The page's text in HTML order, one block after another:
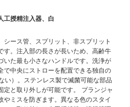
工授精注入器、白
シース管、スプリット、非スプリット
す。注入部の長さが長いため、高齢牛
いた最も小さなハンドルです。洗浄が
で中央にストローを配置できる独自の
い）。ステンレス製で滅菌可能な部品
定と取り外しが可能です。 プランジャ
やミスを防ぎます。異なる色のスタイ